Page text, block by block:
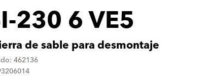
230 6 VE5
de sable para desmontaje
462136